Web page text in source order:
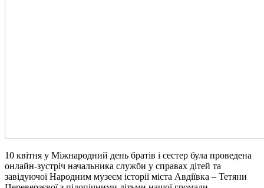
10 квітня у Міжнародний день братів і сестер була проведена
онлайн-зустріч начальника служби у справах дітей та
завідуючої Народним музеєм історії міста Авдіївка – Тетяни